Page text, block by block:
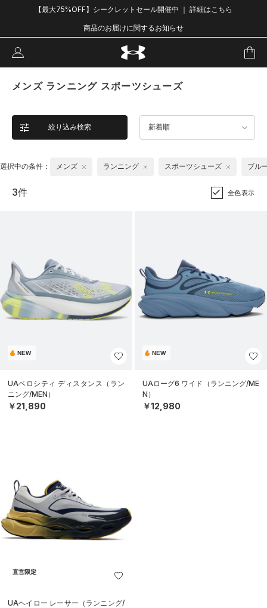
【最大75%OFF】シークレットセール開催中 ｜ 詳細はこちら
商品のお届けに関するお知らせ
メンズ ランニング スポーツシューズ
絞り込み検索 新着順
選択中の条件： メンズ ランニング スポーツシューズ ブル
3件 全色表示
NEW
UAベロシティ ディスタンス（ラン
ニング/MEN）
￥21,890
NEW
UAローグ6 ワイド（ランニング/ME
N）
￥12,980
直営限定
UAヘイロー レーサー（ランニング/